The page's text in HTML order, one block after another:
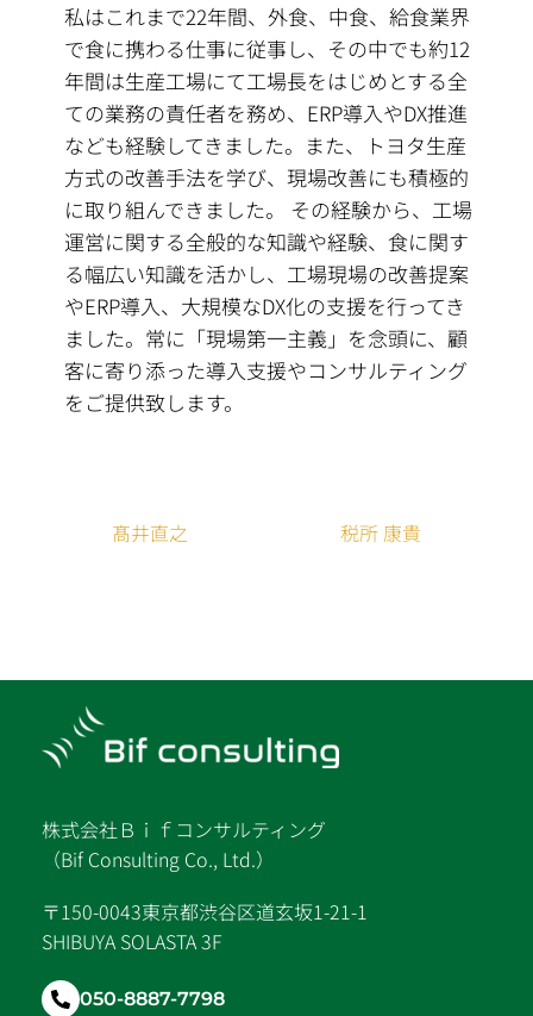
私はこれまで22年間、外食、中食、給食業界
で食に携わる仕事に従事し、その中でも約12
年間は生産工場にて工場長をはじめとする全
ての業務の責任者を務め、ERP導入やDX推進
なども経験してきました。また、トヨタ生産
方式の改善手法を学び、現場改善にも積極的
に取り組んできました。 その経験から、工場
運営に関する全般的な知識や経験、食に関す
る幅広い知識を活かし、工場現場の改善提案
やERP導入、大規模なDX化の支援を行ってき
ました。常に「現場第一主義」を念頭に、顧
客に寄り添った導入支援やコンサルティング
をご提供致します。
髙井直之 税所 康貴
株式会社Ｂｉｆコンサルティング
（Bif Consulting Co., Ltd.）
〒150-0043東京都渋谷区道玄坂1-21-1
SHIBUYA SOLASTA 3F
050-8887-7798